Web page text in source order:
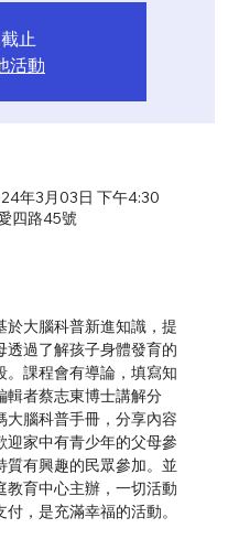
止
活動
年3月03日 下午4:30
四路45號
於大腦科普新進知識，提
透過了解孩子身體發育的
。課程會有導論，填寫知
輯者蔡志東博士講解分
大腦科普手冊，分享內容
迎家中有青少年的父母參
質有興趣的民眾參加。並
教育中心主辦，一切活動
，是充滿幸福的活動。